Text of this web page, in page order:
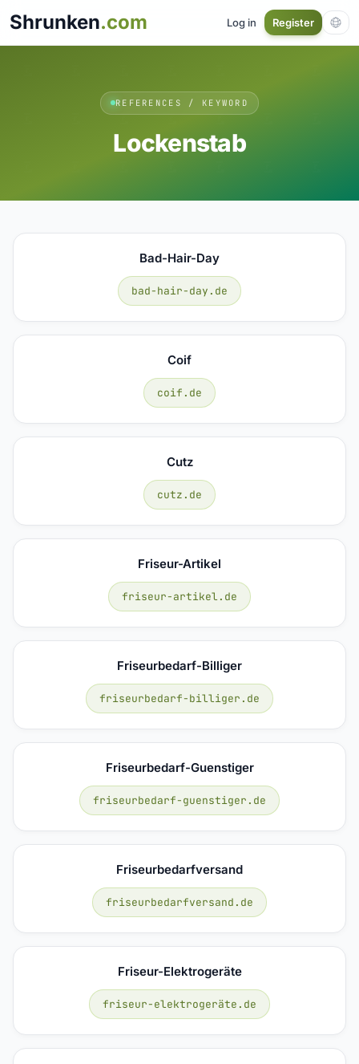
Shrunken.com Log in Register
REFERENCES / KEYWORD
Lockenstab
Bad-Hair-Day
bad-hair-day.de
Coif
coif.de
Cutz
cutz.de
Friseur-Artikel
friseur-artikel.de
Friseurbedarf-Billiger
friseurbedarf-billiger.de
Friseurbedarf-Guenstiger
friseurbedarf-guenstiger.de
Friseurbedarfversand
friseurbedarfversand.de
Friseur-Elektrogeräte
friseur-elektrogeräte.de